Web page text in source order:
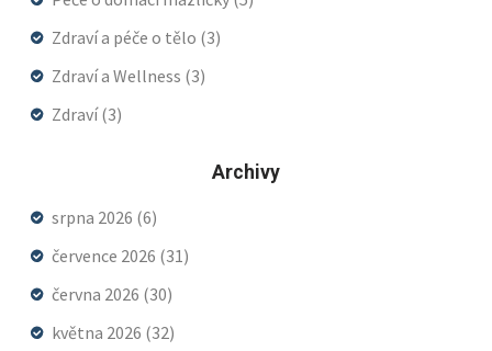
Zdraví a péče o tělo (3)
Zdraví a Wellness (3)
Zdraví(3)
Archivy
srpna 2026 (6)
července 2026 (31)
června 2026 (30)
května 2026 (32)